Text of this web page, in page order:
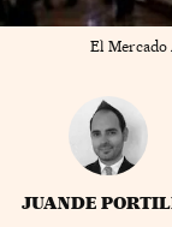
El Mercado
JUANDE